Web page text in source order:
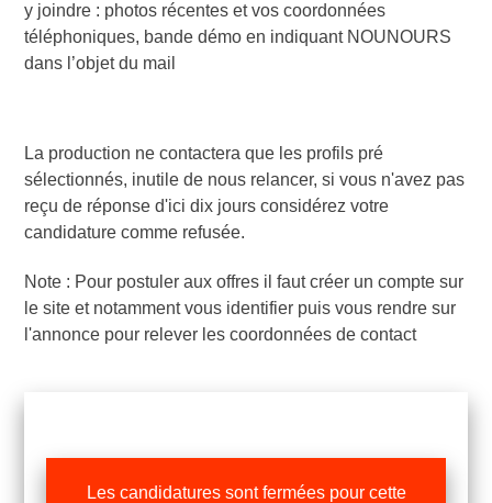
y joindre : photos récentes et vos coordonnées
téléphoniques, bande démo en indiquant NOUNOURS
dans l’objet du mail
La production ne contactera que les profils pré
sélectionnés, inutile de nous relancer, si vous n'avez pas
reçu de réponse d'ici dix jours considérez votre
candidature comme refusée.
Note : Pour postuler aux offres il faut créer un compte sur
le site et notamment vous identifier puis vous rendre sur
l'annonce pour relever les coordonnées de contact
Les candidatures sont fermées pour cette